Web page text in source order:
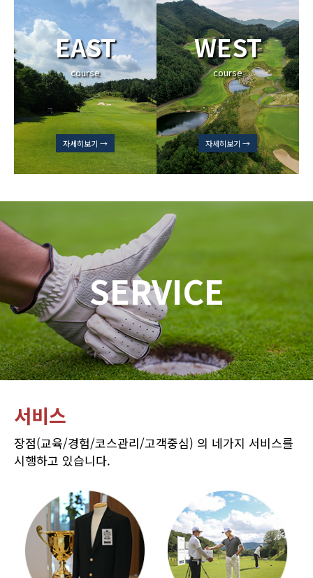
EAST
course
자세히보기 →
WEST
course
자세히보기 →
SERVICE
서비스
장점(교육/경험/코스관리/고객중심) 의 네가지 서비스를
시행하고 있습니다.